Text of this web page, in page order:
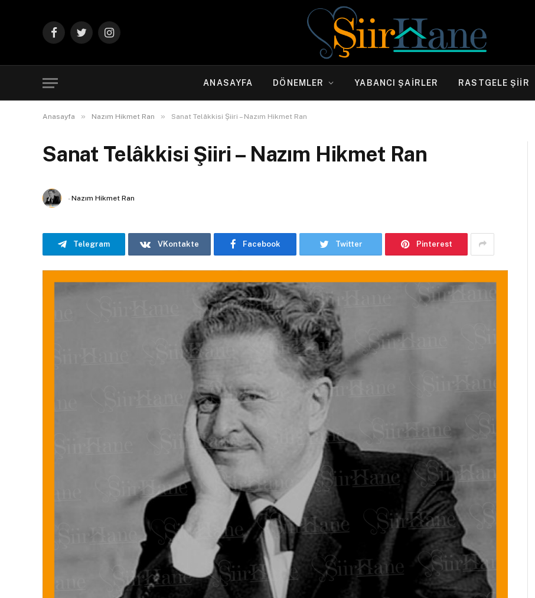
FacebookTwitterInstagram
ANASAYFA DÖNEMLER YABANCI ŞAIRLER RASTGELE ŞIIR
Anasayfa » Nazım Hikmet Ran » Sanat Telâkkisi Şiiri – Nazım Hikmet Ran
Sanat Telâkkisi Şiiri – Nazım Hikmet Ran
-Nazım Hikmet Ran
Telegram VKontakte Facebook Twitter Pinterest